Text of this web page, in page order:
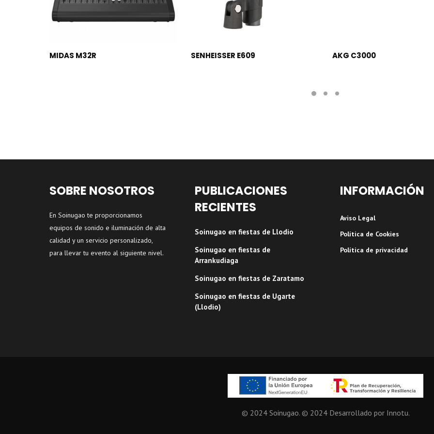
MIDAS M32R LEER MÁS
SENHEISSER E609 AKG C3000
SOBRE NOSOTROS
En Soinugao te proporcionamos
equipos de sonido e iluminación de alta
calidad y un servicio personalizado,
para llevar tu evento al siguiente nivel.
PUBLICACIONES
RECIENTES
Soinugao en fiestas de Llodio
Soinugao en fiestas de
Arrankudiaga
Soinugao en fiestas de Zaratamo
Soinugao en fiestas de Ugarte
(Llodio)
INFORMACIÓN
Aviso Legal
Política de Cookies
Política de privacidad
© 2024 Soinugao. © 2024 Desarrollado por Innotu.